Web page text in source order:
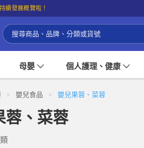
續發展概覽啦！
母嬰 個人護理、健康
> 嬰兒食品 > 嬰兒果蓉、菜蓉
蓉、菜蓉